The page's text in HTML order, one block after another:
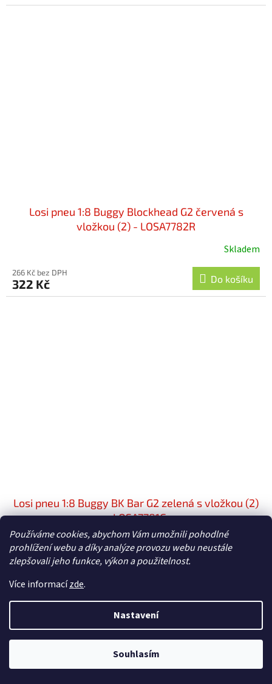
Používáme cookies, abychom Vám umožnili pohodlné
prohlížení webu a díky analýze provozu webu neustále
zlepšovali jeho funkce, výkon a použitelnost.
Více informacízde.
Nastavení
Souhlasím
Losi pneu 1:8 Buggy Blockhead G2 červená s
vložkou (2) - LOSA7782R
Skladem
266 Kč bez DPH
322 Kč Do košíku
Losi pneu 1:8 Buggy BK Bar G2 zelená s vložkou (2)
- LOSA7781G
Skladem
266 Kč bez DPH